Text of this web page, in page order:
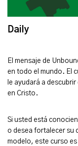
Daily
El mensaje de
en todo el mundo. El
le ayudará a
en Cristo.
Si usted está
o desea fortalecer su
modelo, este curso